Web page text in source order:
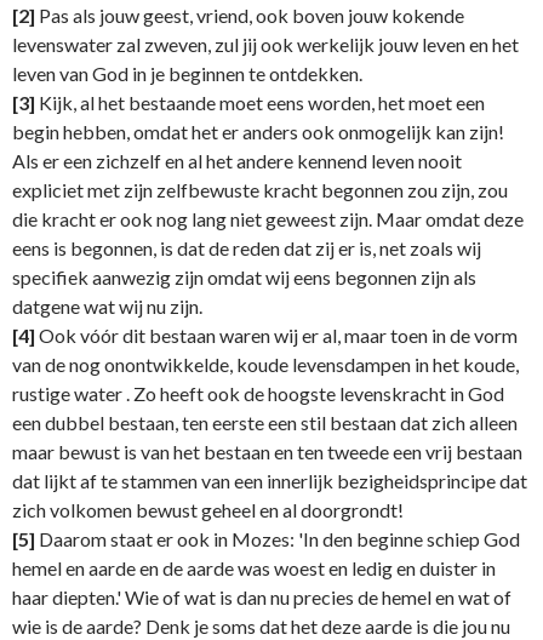
[2] Pas als jouw geest, vriend, ook boven jouw kokende
levenswater zal zweven, zul jij ook werkelijk jouw leven en het
leven van God in je beginnen te ontdekken.
[3] Kijk, al het bestaande moet eens worden, het moet een
begin hebben, omdat het er anders ook onmogelijk kan zijn!
Als er een zichzelf en al het andere kennend leven nooit
expliciet met zijn zelfbewuste kracht begonnen zou zijn, zou
die kracht er ook nog lang niet geweest zijn. Maar omdat deze
eens is begonnen, is dat de reden dat zij er is, net zoals wij
specifiek aanwezig zijn omdat wij eens begonnen zijn als
datgene wat wij nu zijn.
[4] Ook vóór dit bestaan waren wij er al, maar toen in de vorm
van de nog onontwikkelde, koude levensdampen in het koude,
rustige water . Zo heeft ook de hoogste levenskracht in God
een dubbel bestaan, ten eerste een stil bestaan dat zich alleen
maar bewust is van het bestaan en ten tweede een vrij bestaan
dat lijkt af te stammen van een innerlijk bezigheidsprincipe dat
zich volkomen bewust geheel en al doorgrondt!
[5] Daarom staat er ook in Mozes: 'In den beginne schiep God
hemel en aarde en de aarde was woest en ledig en duister in
haar diepten.' Wie of wat is dan nu precies de hemel en wat of
wie is de aarde? Denk je soms dat het deze aarde is die jou nu